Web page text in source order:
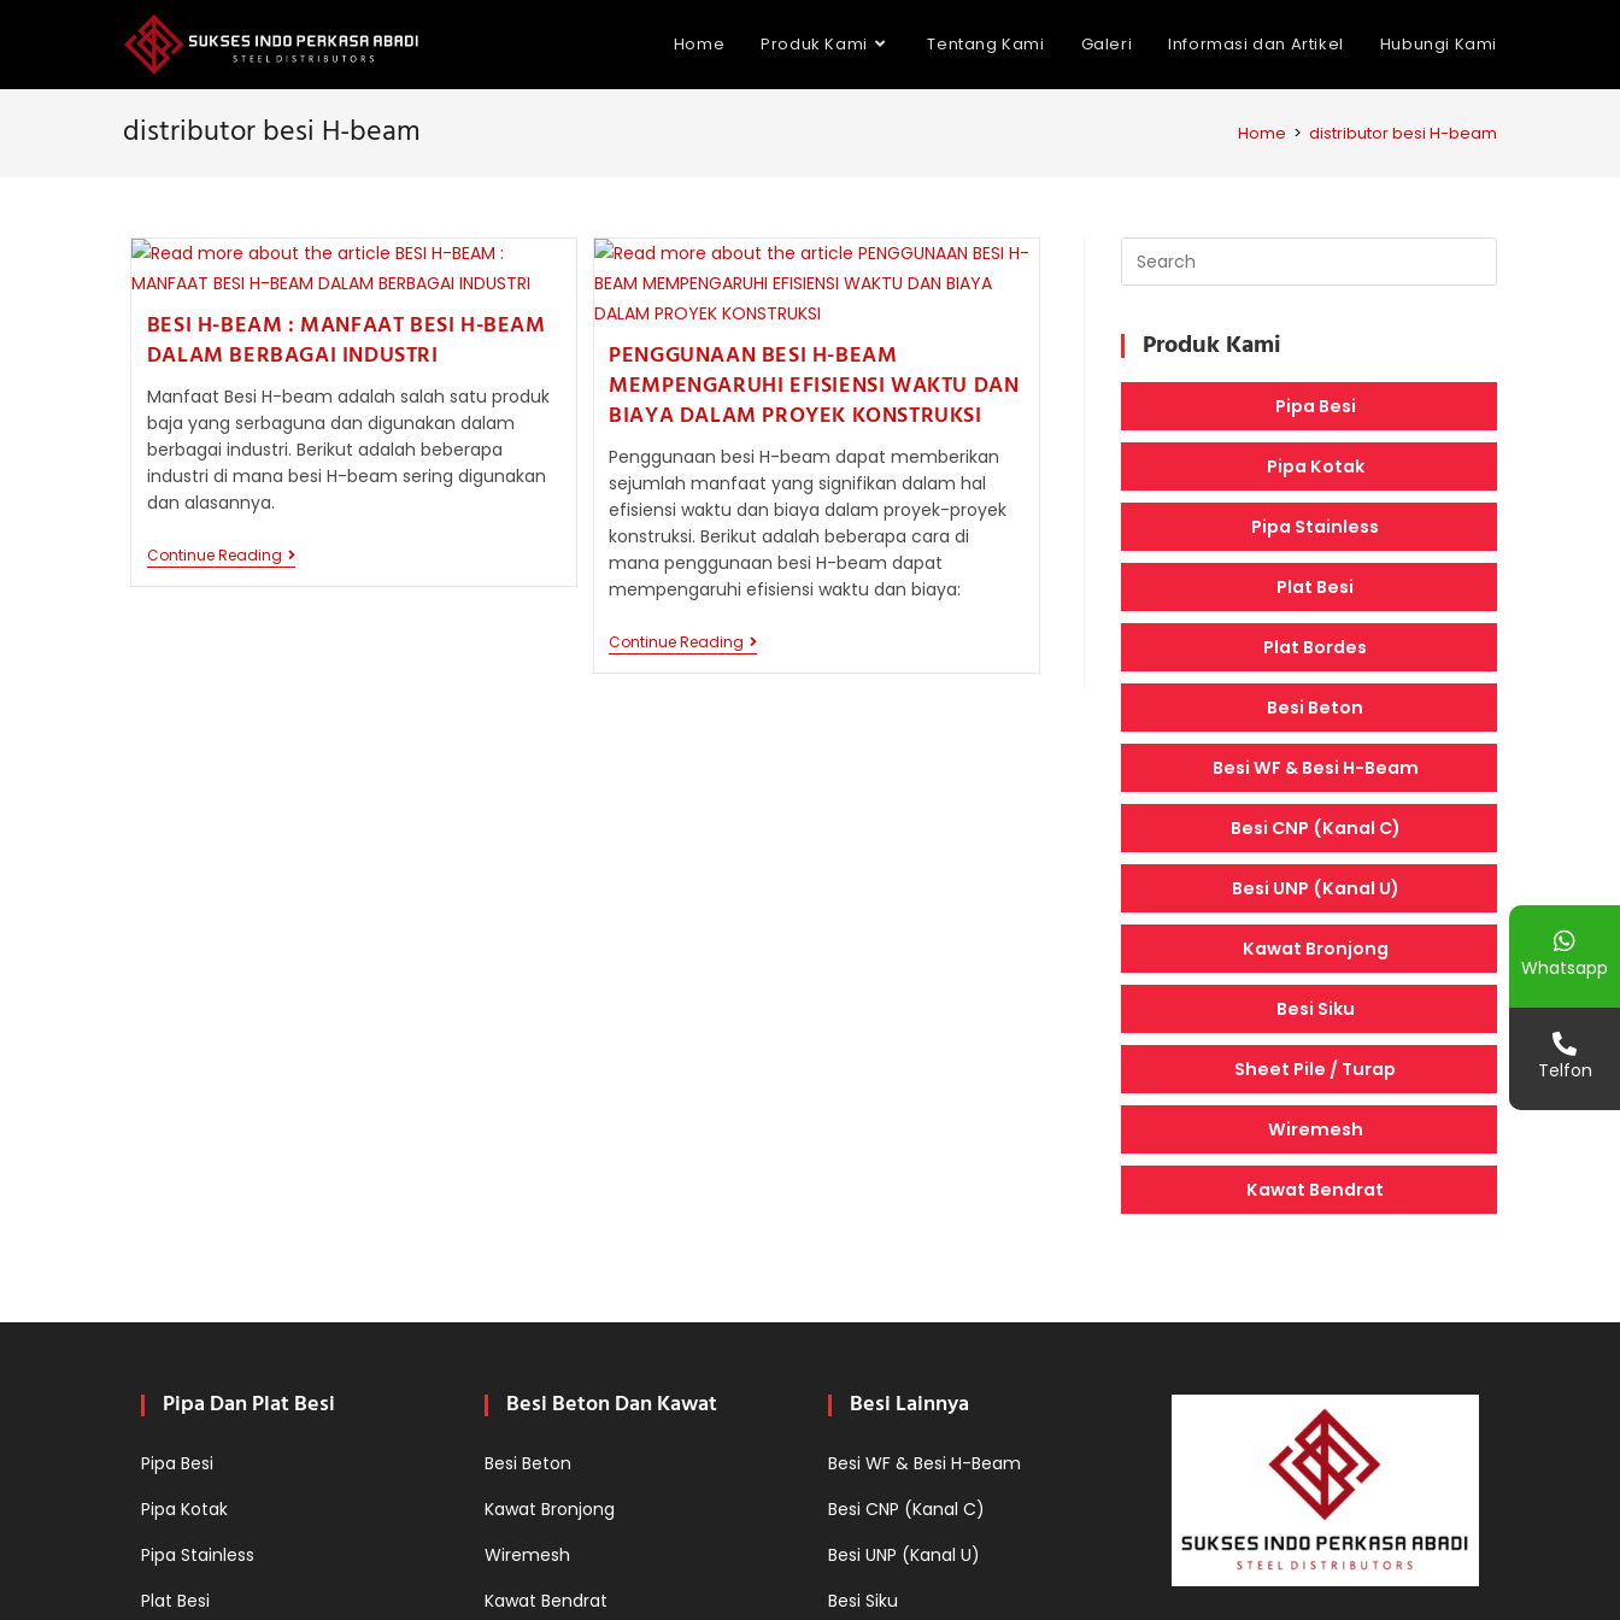
Home Produk Kami Tentang Kami Galeri Informasi dan Artikel Hubungi Kami
distributor besi H-beam Home > distributor besi H-beam
BESI H-BEAM : MANFAAT BESI H-BEAM
DALAM BERBAGAI INDUSTRI
Manfaat Besi H-beam adalah salah satu produk
baja yang serbaguna dan digunakan dalam
berbagai industri. Berikut adalah beberapa
industri di mana besi H-beam sering digunakan
dan alasannya.
Continue ReadingBESI
H-
PENGGUNAAN BESI H-BEAM
MEMPENGARUHI EFISIENSI WAKTU DAN
BIAYA DALAM PROYEK KONSTRUKSI
Penggunaan besi H-beam dapat memberikan
sejumlah manfaat yang signifikan dalam hal
efisiensi waktu dan biaya dalam proyek-proyek
konstruksi. Berikut adalah beberapa cara di
mana penggunaan besi H-beam dapat
mempengaruhi efisiensi waktu dan biaya:
Continue Reading PENGGUNAAN
BESI
Produk Kami
Pipa Besi
Pipa Kotak
Pipa Stainless
Plat Besi
Plat Bordes
Besi Beton
Besi WF & Besi H-Beam
Besi CNP (Kanal C)
Besi UNP (Kanal U)
Kawat Bronjong
Besi Siku
Sheet Pile / Turap
Wiremesh
Kawat Bendrat
Pipa Dan Plat Besi
Pipa Besi
Pipa Kotak
Pipa Stainless
Plat Besi
Besi Beton Dan Kawat
Besi Beton
Kawat Bronjong
Wiremesh
Kawat Bendrat
Besi Lainnya
Besi WF & Besi H-Beam
Besi CNP (Kanal C)
Besi UNP (Kanal U)
Besi Siku
Whatsapp
Telfon